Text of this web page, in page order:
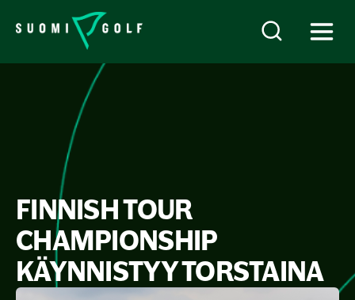
FINNISH TOUR
CHAMPIONSHIP
KÄYNNISTYY TORSTAINA